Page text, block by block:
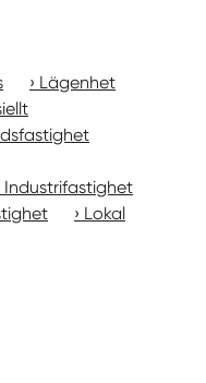
Lägenhet
Industrifastighet
Lokal